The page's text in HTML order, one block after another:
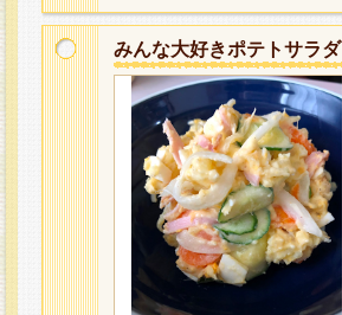
みんな大好きポテトサラダ